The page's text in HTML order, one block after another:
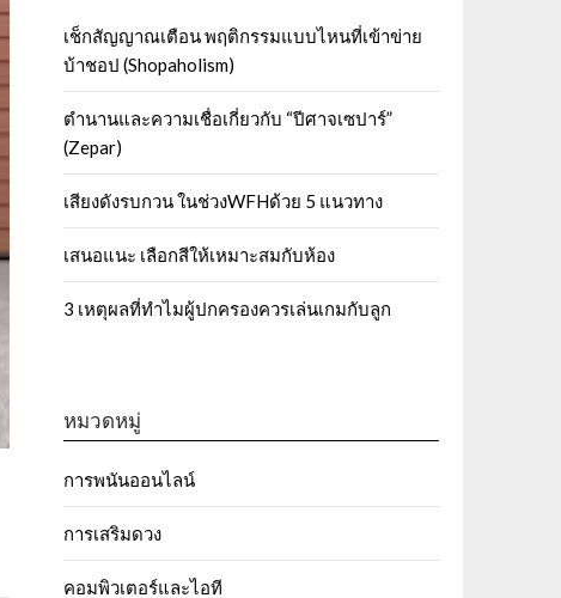
เช็กสัญญาณเตือน พฤติกรรมแบบไหนที่เข้าข่าย
บ้าชอป (Shopaholism)
ตำนานและความเชื่อเกี่ยวกับ “ปีศาจเซปาร์”
(Zepar)
เสียงดังรบกวน ในช่วงWFHด้วย 5 แนวทาง
เสนอแนะ เลือกสีให้เหมาะสมกับห้อง
3 เหตุผลที่ทำไมผู้ปกครองควรเล่นเกมกับลูก
หมวดหมู่
การพนันออนไลน์
การเสริมดวง
คอมพิวเตอร์และไอที